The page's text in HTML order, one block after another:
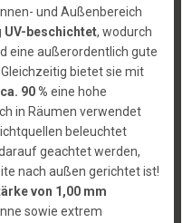
und Außenbereich
UV-beschichtet, wodurch
eine außerordentlich gute
bietet sie mit
90 % eine hohe
in Räumen verwendet
beleuchtet
geachtet werden,
nach außen gerichtet ist!
von 1,00 mm
sowie extrem